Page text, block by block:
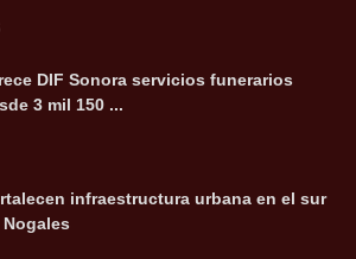
DIF Sonora servicios funerarios
3 mil 150 ...
infraestructura urbana en el sur
Nogales